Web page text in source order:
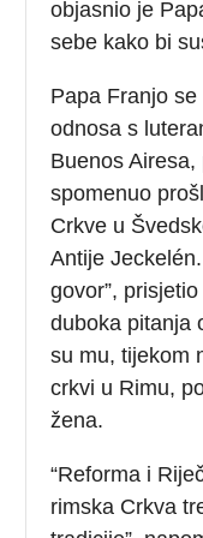
objasnio je
sebe kako bi
Papa Franjo
odnosa s
Buenos
spomenuo
Crkve u
Antije
govor”,
duboka pitanja
su mu, tijekom
crkvi u Rimu,
žena.
“Reforma i
rimska Crkva